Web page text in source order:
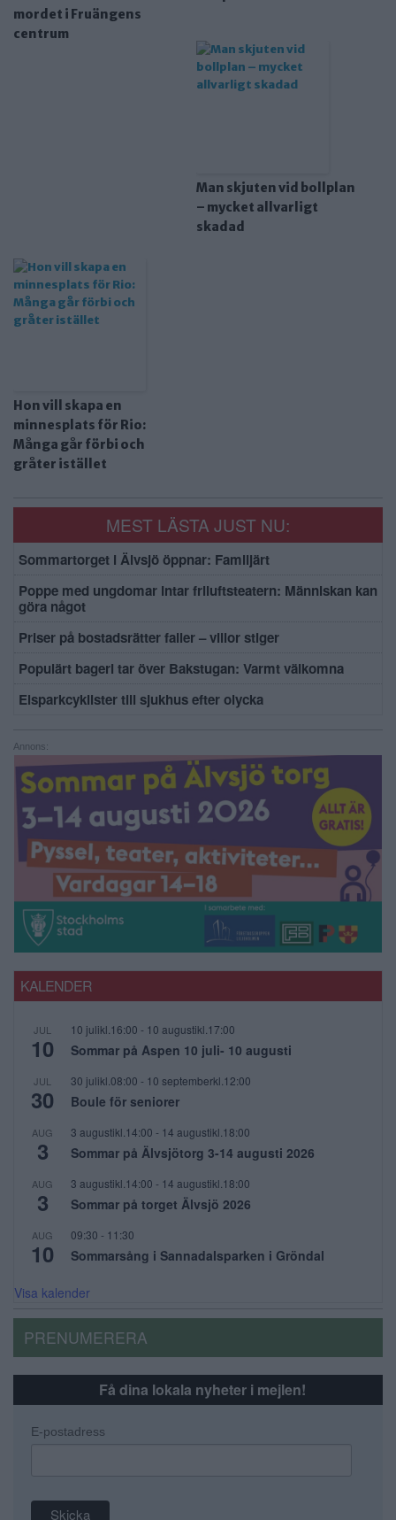
mordet i Fruängens
centrum
Man skjuten vid bollplan
– mycket allvarligt
skadad
Hon vill skapa en
minnesplats för Rio:
Många går förbi och
gråter istället
MEST LÄSTA JUST NU:
Sommartorget i Älvsjö öppnar: Familjärt
Poppe med ungdomar intar friluftsteatern: Människan kan
göra något
Priser på bostadsrätter faller – villor stiger
Populärt bageri tar över Bakstugan: Varmt välkomna
Elsparkcyklister till sjukhus efter olycka
Annons:
KALENDER
JUL
10
10 julikl.16:00 - 10 augustikl.17:00
Sommar på Aspen 10 juli- 10 augusti
JUL
30
30 julikl.08:00 - 10 septemberkl.12:00
Boule för seniorer
AUG
3
3 augustikl.14:00 - 14 augustikl.18:00
Sommar på Älvsjötorg 3-14 augusti 2026
AUG
3
3 augustikl.14:00 - 14 augustikl.18:00
Sommar på torget Älvsjö 2026
AUG
10
09:30 - 11:30
Sommarsång i Sannadalsparken i Gröndal
Visa kalender
PRENUMERERA
Få dina lokala nyheter i mejlen!
E-postadress